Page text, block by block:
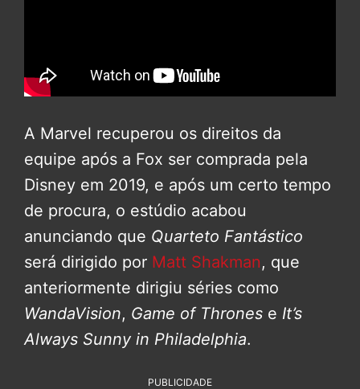
A Marvel recuperou os direitos da
equipe após a Fox ser comprada pela
Disney em 2019, e após um certo tempo
de procura, o estúdio acabou
anunciando que Quarteto Fantástico
será dirigido por Matt Shakman, que
anteriormente dirigiu séries como
WandaVision, Game of Thrones e It’s
Always Sunny in Philadelphia.
PUBLICIDADE